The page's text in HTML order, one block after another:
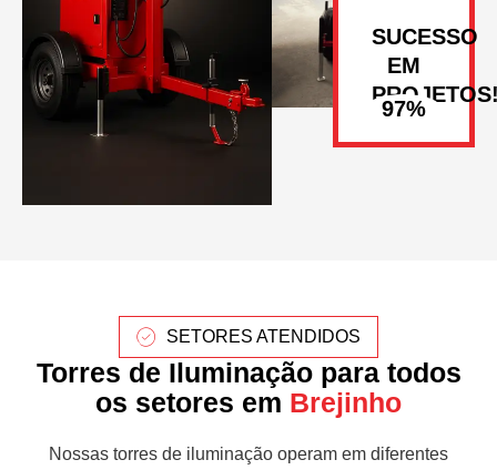
SUCESSO
EM
SETORES ATENDIDOS
Torres de Iluminação para todos
os setores em Brejinho
Nossas torres de iluminação operam em diferentes